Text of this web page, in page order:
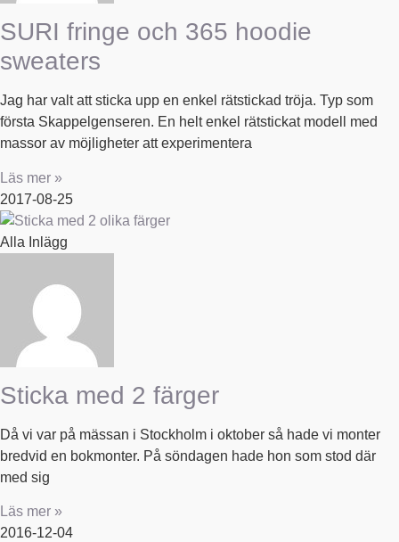
SURI fringe och 365 hoodie
sweaters
Jag har valt att sticka upp en enkel rätstickad tröja. Typ som
första Skappelgenseren. En helt enkel rätstickat modell med
massor av möjligheter att experimentera
Läs mer »
2017-08-25
Alla Inlägg
Sticka med 2 färger
Då vi var på mässan i Stockholm i oktober så hade vi monter
bredvid en bokmonter. På söndagen hade hon som stod där
med sig
Läs mer »
2016-12-04